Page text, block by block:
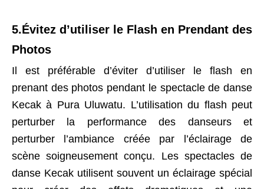
5.Évitez d’utiliser le Flash en Prendant des
Photos
Il est préférable d’éviter d’utiliser le flash en
prenant des photos pendant le spectacle de danse
Kecak à Pura Uluwatu. L’utilisation du flash peut
perturber la performance des danseurs et
perturber l’ambiance créée par l’éclairage de
scène soigneusement conçu. Les spectacles de
danse Kecak utilisent souvent un éclairage spécial